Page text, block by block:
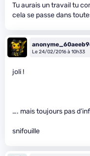
Tu aurais un travail tu
cela se passe dans
Le 24/02/2016 à 10h33
joli !
…. mais toujours pas
snifouille